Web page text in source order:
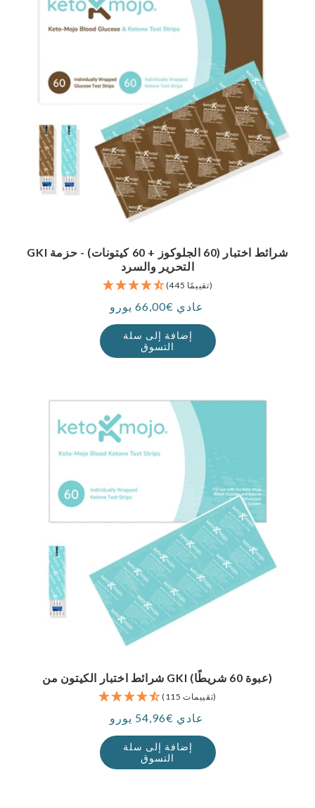
GKI شرائط اختبار (60 الجلوكوز + 60 كيتونات) - حزمة
التحرير والسرد
(445 تقييمًا)
سعر عادي €66,00 يورو
إضافة إلى سلة
التسوق
شرائط اختبار الكيتون من GKI (عبوة 60 شريطًا)
(115 تقييمات)
سعر عادي €54,96 يورو
إضافة إلى سلة
التسوق